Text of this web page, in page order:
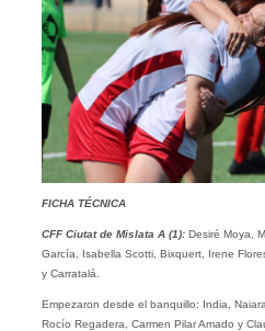
FICHA TÉCNICA
CFF Ciutat de Mislata A (1):Desiré Moya,
García, Isabella Scotti, Bixquert, Irene
y Carratalá.
Empezaron desde el banquillo: India,
Rocío Regadera, Carmen Pilar Amado y